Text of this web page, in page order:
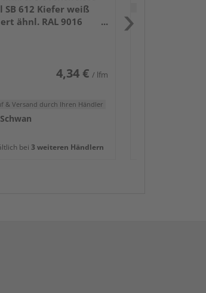
SB 612 Kiefer weiß
ähnl. RAL 9016
4,34 € / lfm
& Versand durch Ihren Händler
bei 3 weiteren Händlern